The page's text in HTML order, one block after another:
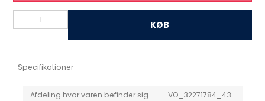
KØB
Specifikationer
Afdeling hvor varen befinder sig
VO_32271784_43